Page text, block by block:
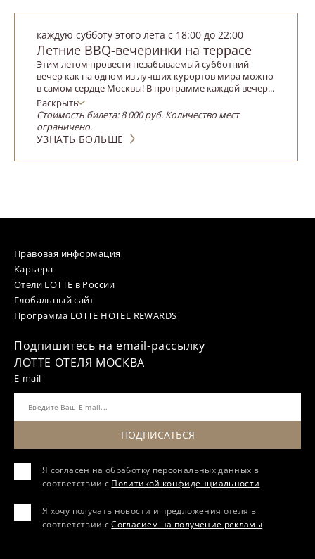
каждую субботу этого лета с 18:00 до 22:00
Летние BBQ-вечеринки на террасе
Этим летом провести незабываемый субботний
вечер как на одном из лучших курортов мира можно
в самом сердце Москвы! В программе каждой вечер...
Раскрыть
Стоимость билета: 8 000 руб. Количество мест
ограничено.
УЗНАТЬ БОЛЬШЕ
Правовая информация
Карьера
Отели LOTTE в России
Глобальный сайт
Программа LOTTE HOTEL REWARDS
Подпишитесь на email-рассылку
ЛОТТЕ ОТЕЛЯ МОСКВА
E-mail
ПОДПИСАТЬСЯ
Я согласен на обработку персональных данных в
соответствии с Политикой конфиденциальности
Я хочу получать новости и предложения отеля в
соответствии сСогласием на получение рекламы